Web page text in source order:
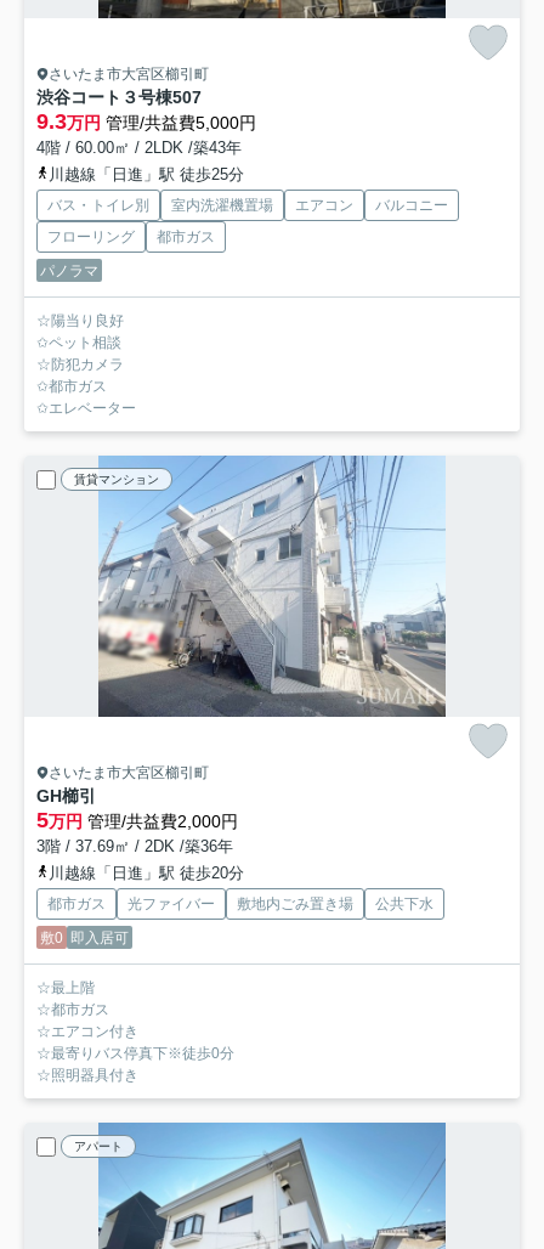
さいたま市大宮区櫛引町
渋谷コート３号棟507
9.3万円 管理/共益費5,000円
4階 / 60.00㎡ / 2LDK /築43年
川越線「日進」駅 徒歩25分
バス・トイレ別 室内洗濯機置場 エアコン
バルコニー
フローリング
都市ガス
パノラマ
☆陽当り良好
✩ペット相談
☆防犯カメラ
✩都市ガス
✩エレベーター
賃貸マンション
さいたま市大宮区櫛引町
GH櫛引
5万円 管理/共益費2,000円
3階 / 37.69㎡ / 2DK /築36年
川越線「日進」駅 徒歩20分
都市ガス 光ファイバー 敷地内ごみ置き場
公共下水
敷0 即入居可
☆最上階
☆都市ガス
☆エアコン付き
☆最寄りバス停真下※徒歩0分
☆照明器具付き
アパート